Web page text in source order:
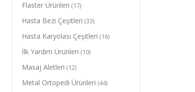
Flaster Ürünleri (17)
Hasta Bezi Çeşitleri (33)
Hasta Karyolası Çeşitleri (16)
İlk Yardım Ürünleri (10)
Masaj Aletleri (12)
Metal Ortopedi Ürünleri (44)